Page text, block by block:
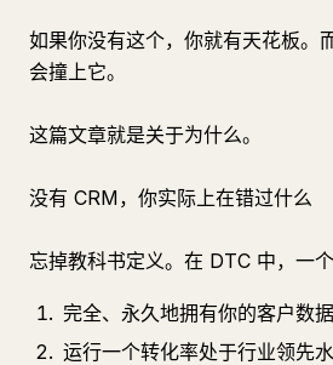
如果你没有这个，你就有天花板。
会撞上它。
这篇文章就是关于为什么。
没有 CRM，你实际上在错过什么
忘掉教科书定义。在 DTC 中，一
完全、永久地拥有你的客户数据
运行一个转化率处于行业领先